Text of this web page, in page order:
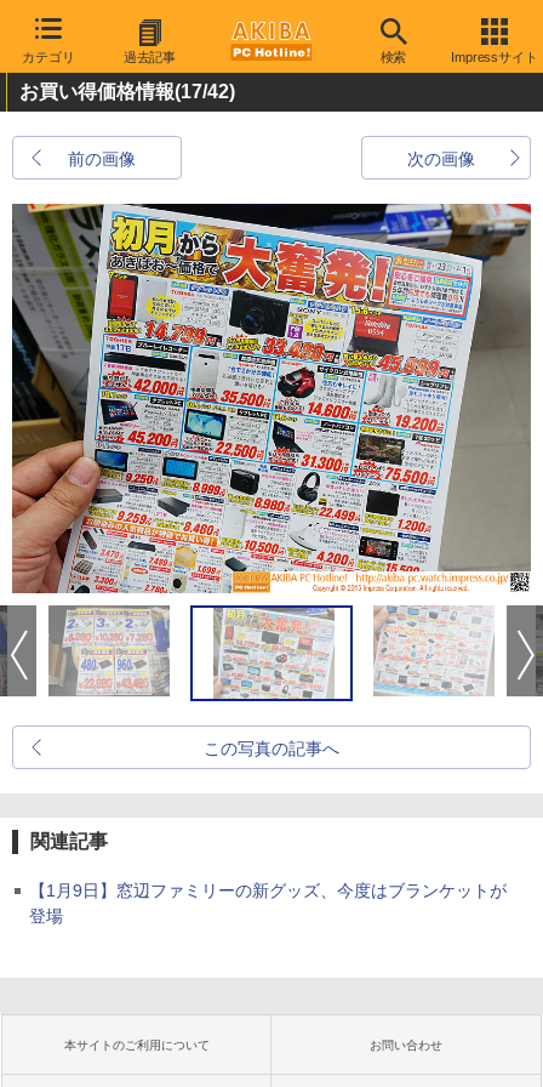
カテゴリ 過去記事 検索 Impressサイト
お買い得価格情報(17/42)
前の画像 次の画像
この写真の記事へ
関連記事
【1月9日】窓辺ファミリーの新グッズ、今度はブランケットが
登場
本サイトのご利用について お問い合わせ